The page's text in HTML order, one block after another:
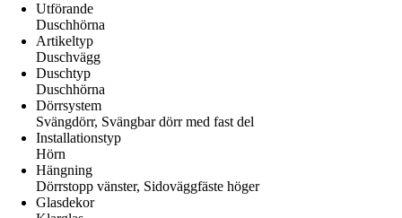
Utförande
Duschhörna
Artikeltyp
Duschvägg
Duschtyp
Duschhörna
Dörrsystem
Svängdörr, Svängbar dörr med fast del
Installationstyp
Hörn
Hängning
Dörrstopp vänster, Sidoväggfäste höger
Glasdekor